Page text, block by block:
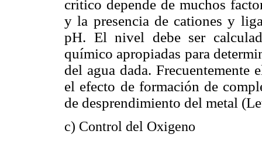
crítico depende de muchos
y la presencia de cationes y
pH. El nivel debe ser
químico apropiadas para
del agua dada.
el efecto de formación de
de desprendimiento del metal
c) Control del Oxigeno